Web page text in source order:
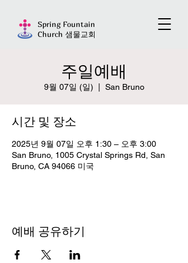
Spring Fountain
Church 샘물교회
주일예배
9월 07일 (일) San Bruno
시간 및 장소
2025년 9월 07일 오후 1:30 – 오후 3:00
San Bruno, 1005 Crystal Springs Rd, San
Bruno, CA 94066 미국
예배 공유하기